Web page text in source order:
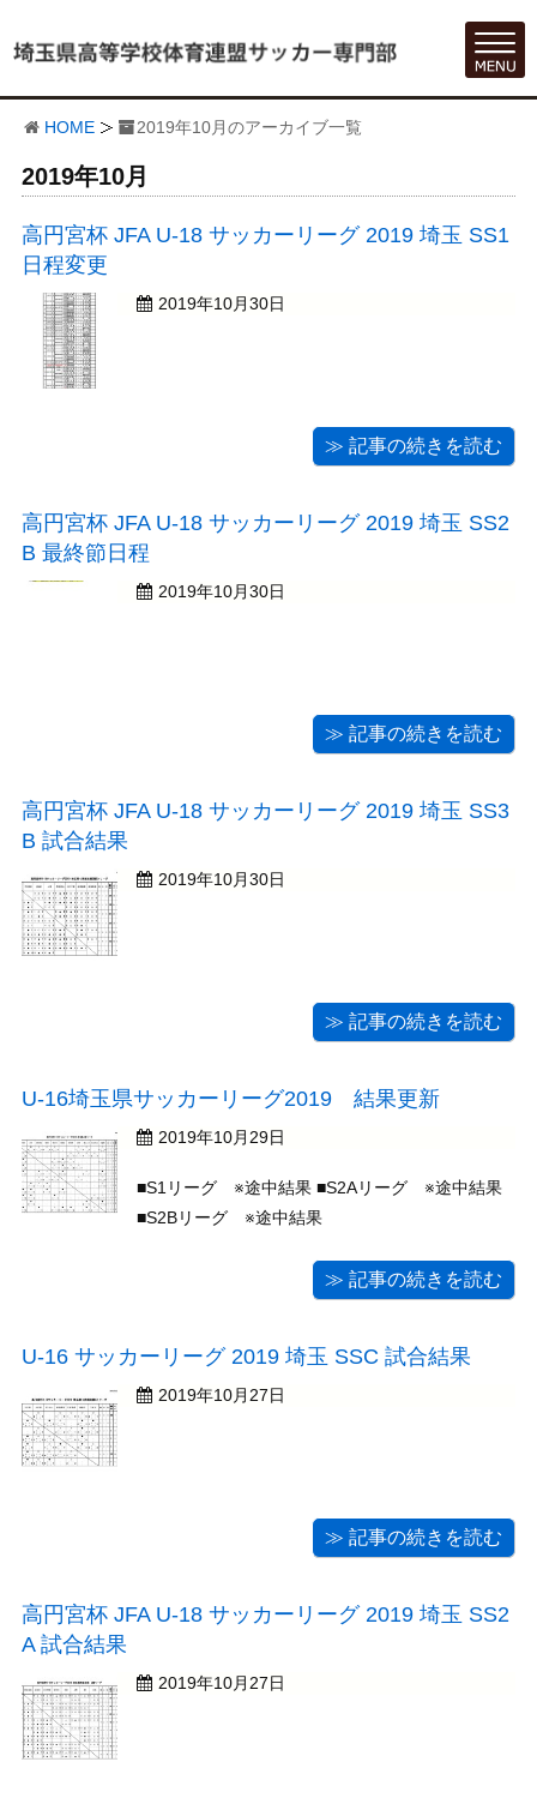
HOME 2019年10月のアーカイブ一覧
2019年10月
高円宮杯 JFA U-18 サッカーリーグ 2019 埼玉 SS1
日程変更
2019年10月30日
≫ 記事の続きを読む
高円宮杯 JFA U-18 サッカーリーグ 2019 埼玉 SS2
B 最終節日程
2019年10月30日
≫ 記事の続きを読む
高円宮杯 JFA U-18 サッカーリーグ 2019 埼玉 SS3
B 試合結果
2019年10月30日
≫ 記事の続きを読む
U-16埼玉県サッカーリーグ2019 結果更新
2019年10月29日
■S1リーグ ※途中結果 ■S2Aリーグ ※途中結果
■S2Bリーグ ※途中結果
≫ 記事の続きを読む
U-16 サッカーリーグ 2019 埼玉 SSC 試合結果
2019年10月27日
≫ 記事の続きを読む
高円宮杯 JFA U-18 サッカーリーグ 2019 埼玉 SS2
A 試合結果
2019年10月27日